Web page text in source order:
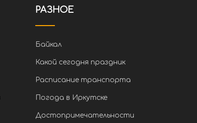
РАЗНОЕ
Байкал
Какой сегодня праздник
Расписание транспорта
Погода в Иркутске
Достопримечательности